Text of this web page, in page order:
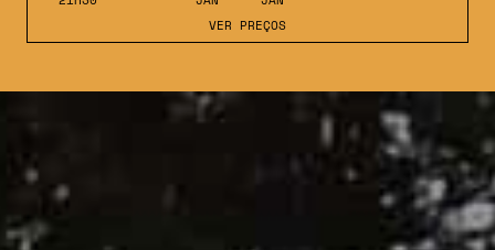
VER PREÇOS